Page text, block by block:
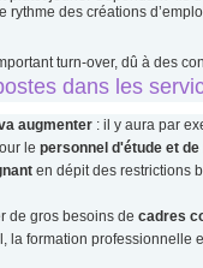
des créations
turn-over, dû à des
dans les
augmenter : il y aura par
le personnel d'étude et
en dépit des restrictions
de gros besoins de cadres
formation professionnelle